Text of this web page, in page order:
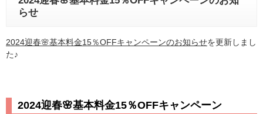
らせ
2024迎春🌸基本料金15％OFFキャンペーンのお知らせを更新しまし
た♪
2024迎春🌸基本料金15％OFFキャンペーン